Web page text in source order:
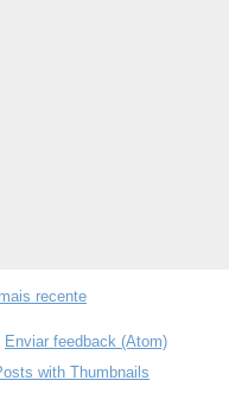
recente
Enviar feedback (Atom)